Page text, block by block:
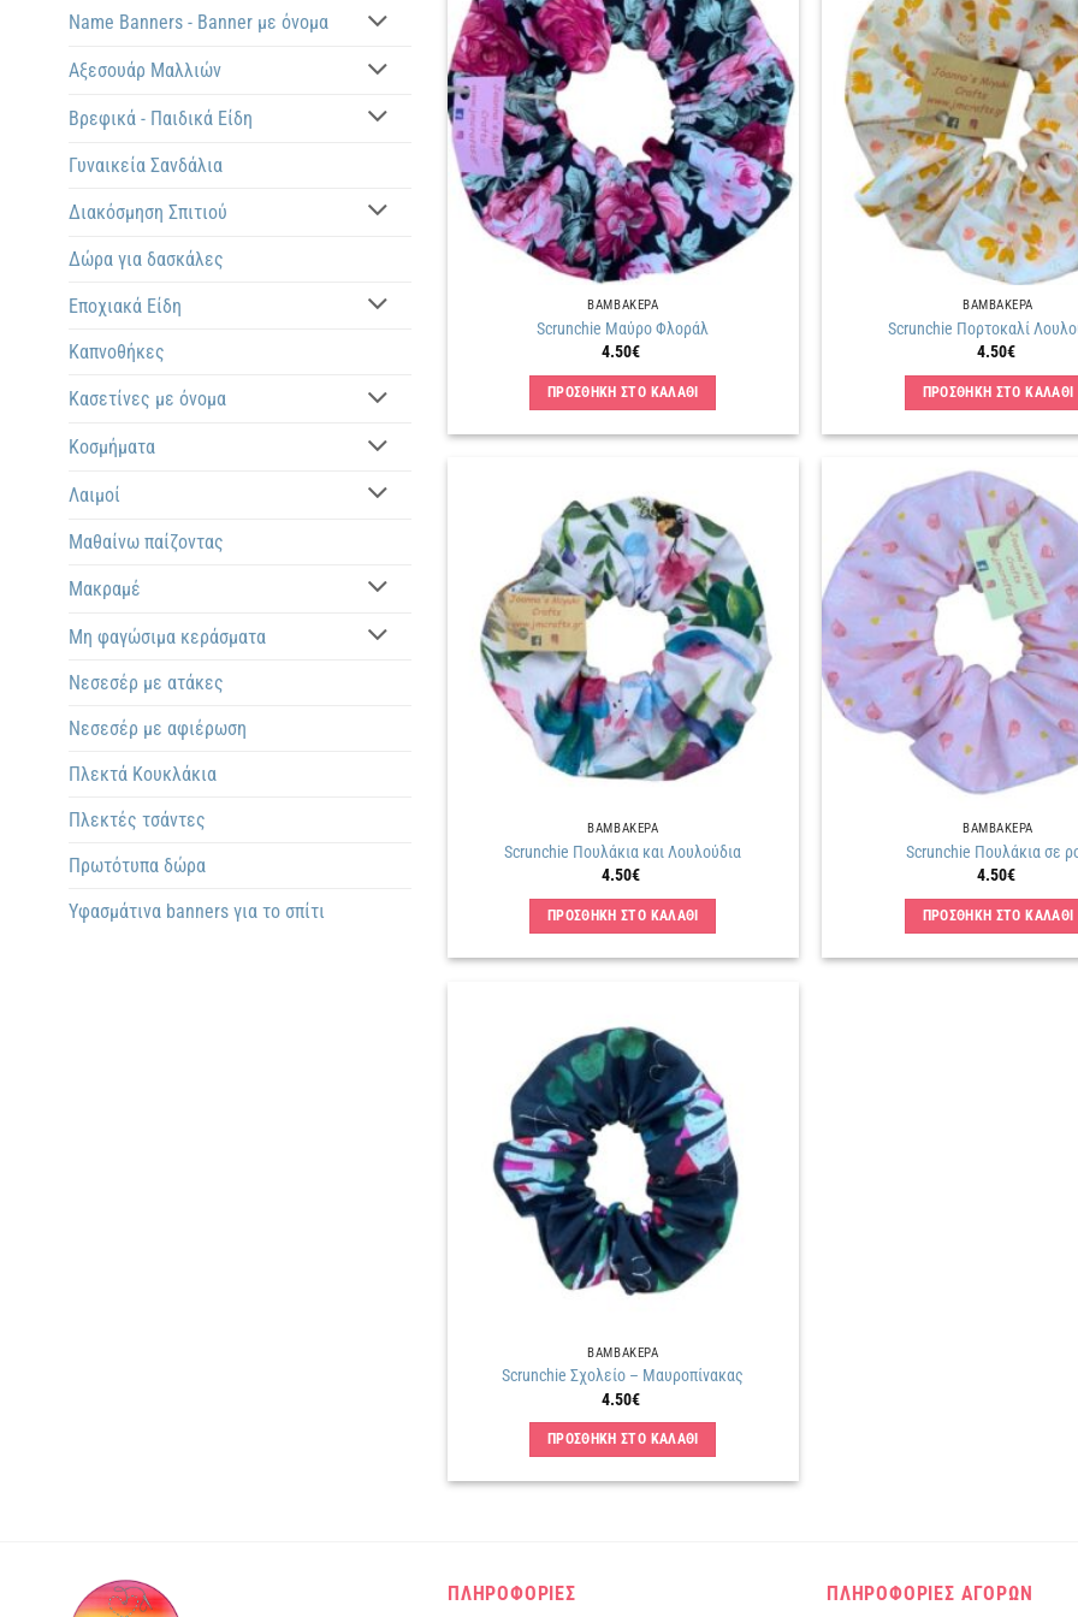
Name Banners - Banner με όνομα
Αξεσουάρ Μαλλιών
Βρεφικά - Παιδικά Είδη
Γυναικεία Σανδάλια
Διακόσμηση Σπιτιού
Δώρα για δασκάλες
Εποχιακά Είδη
Καπνοθήκες
Κασετίνες με όνομα
Κοσμήματα
Λαιμοί
Μαθαίνω παίζοντας
Μακραμέ
Μη φαγώσιμα κεράσματα
Νεσεσέρ με ατάκες
Νεσεσέρ με αφιέρωση
Πλεκτά Kουκλάκια
Πλεκτές τσάντες
Πρωτότυπα δώρα
Υφασμάτινα banners για το σπίτι
στην
λίστα
επιθυμιών
ΒΑΜΒΑΚΕΡΑ
Scrunchie Μαύρο Φλοράλ
4.50€
ΠΡΟΣΘΗΚΗ ΣΤΟ ΚΑΛΑΘΙ
ΒΑΜΒΑΚΕΡΑ
Scrunchie Πορτοκαλί
4.50€
ΠΡΟΣΘΗΚΗ ΣΤΟ ΚΑΛΑΘΙ
Πρόσθήκη
στην
λίστα
επιθυμιών
ΒΑΜΒΑΚΕΡΑ
Scrunchie Πουλάκια και Λουλούδια
4.50€
ΠΡΟΣΘΗΚΗ ΣΤΟ ΚΑΛΑΘΙ
ΒΑΜΒΑΚΕΡΑ
Scrunchie Πουλάκια σε
4.50€
ΠΡΟΣΘΗΚΗ ΣΤΟ ΚΑΛΑΘΙ
επιθυμιών
ΒΑΜΒΑΚΕΡΑ
Scrunchie Σχολείο – Μαυροπίνακας
4.50€
ΠΡΟΣΘΗΚΗ ΣΤΟ ΚΑΛΑΘΙ
ΠΛΗΡΟΦΟΡΙΕΣ ΠΛΗΡΟΦΟΡΙΕΣ ΑΓΟΡΩΝ